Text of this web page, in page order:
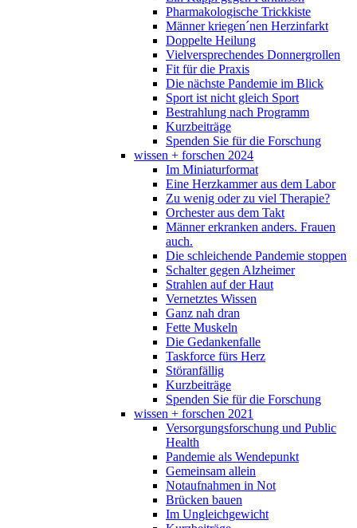
Pharmakologische Trickkiste
Männer kriegen´nen Herzinfarkt
Doppelte Heilung
Vielversprechendes Donnergrollen
Fit für die Praxis
Die nächste Pandemie im Blick
Sport ist nicht gleich Sport
Bestrahlung nach Programm
Kurzbeiträge
Spenden Sie für die Forschung
wissen + forschen 2024
Im Miniaturformat
Eine Herzkammer aus dem Labor
Zu wenig oder zu viel Therapie?
Orchester aus dem Takt
Männer erkranken anders. Frauen
auch.
Die schleichende Pandemie stoppen
Schalter gegen Alzheimer
Strahlen auf der Haut
Vernetztes Wissen
Ganz nah dran
Fette Muskeln
Die Gedankenfalle
Taskforce fürs Herz
Störanfällig
Kurzbeiträge
Spenden Sie für die Forschung
wissen + forschen 2021
Versorgungsforschung und Public
Health
Pandemie als Wendepunkt
Gemeinsam allein
Notaufnahmen in Not
Brücken bauen
Im Ungleichgewicht